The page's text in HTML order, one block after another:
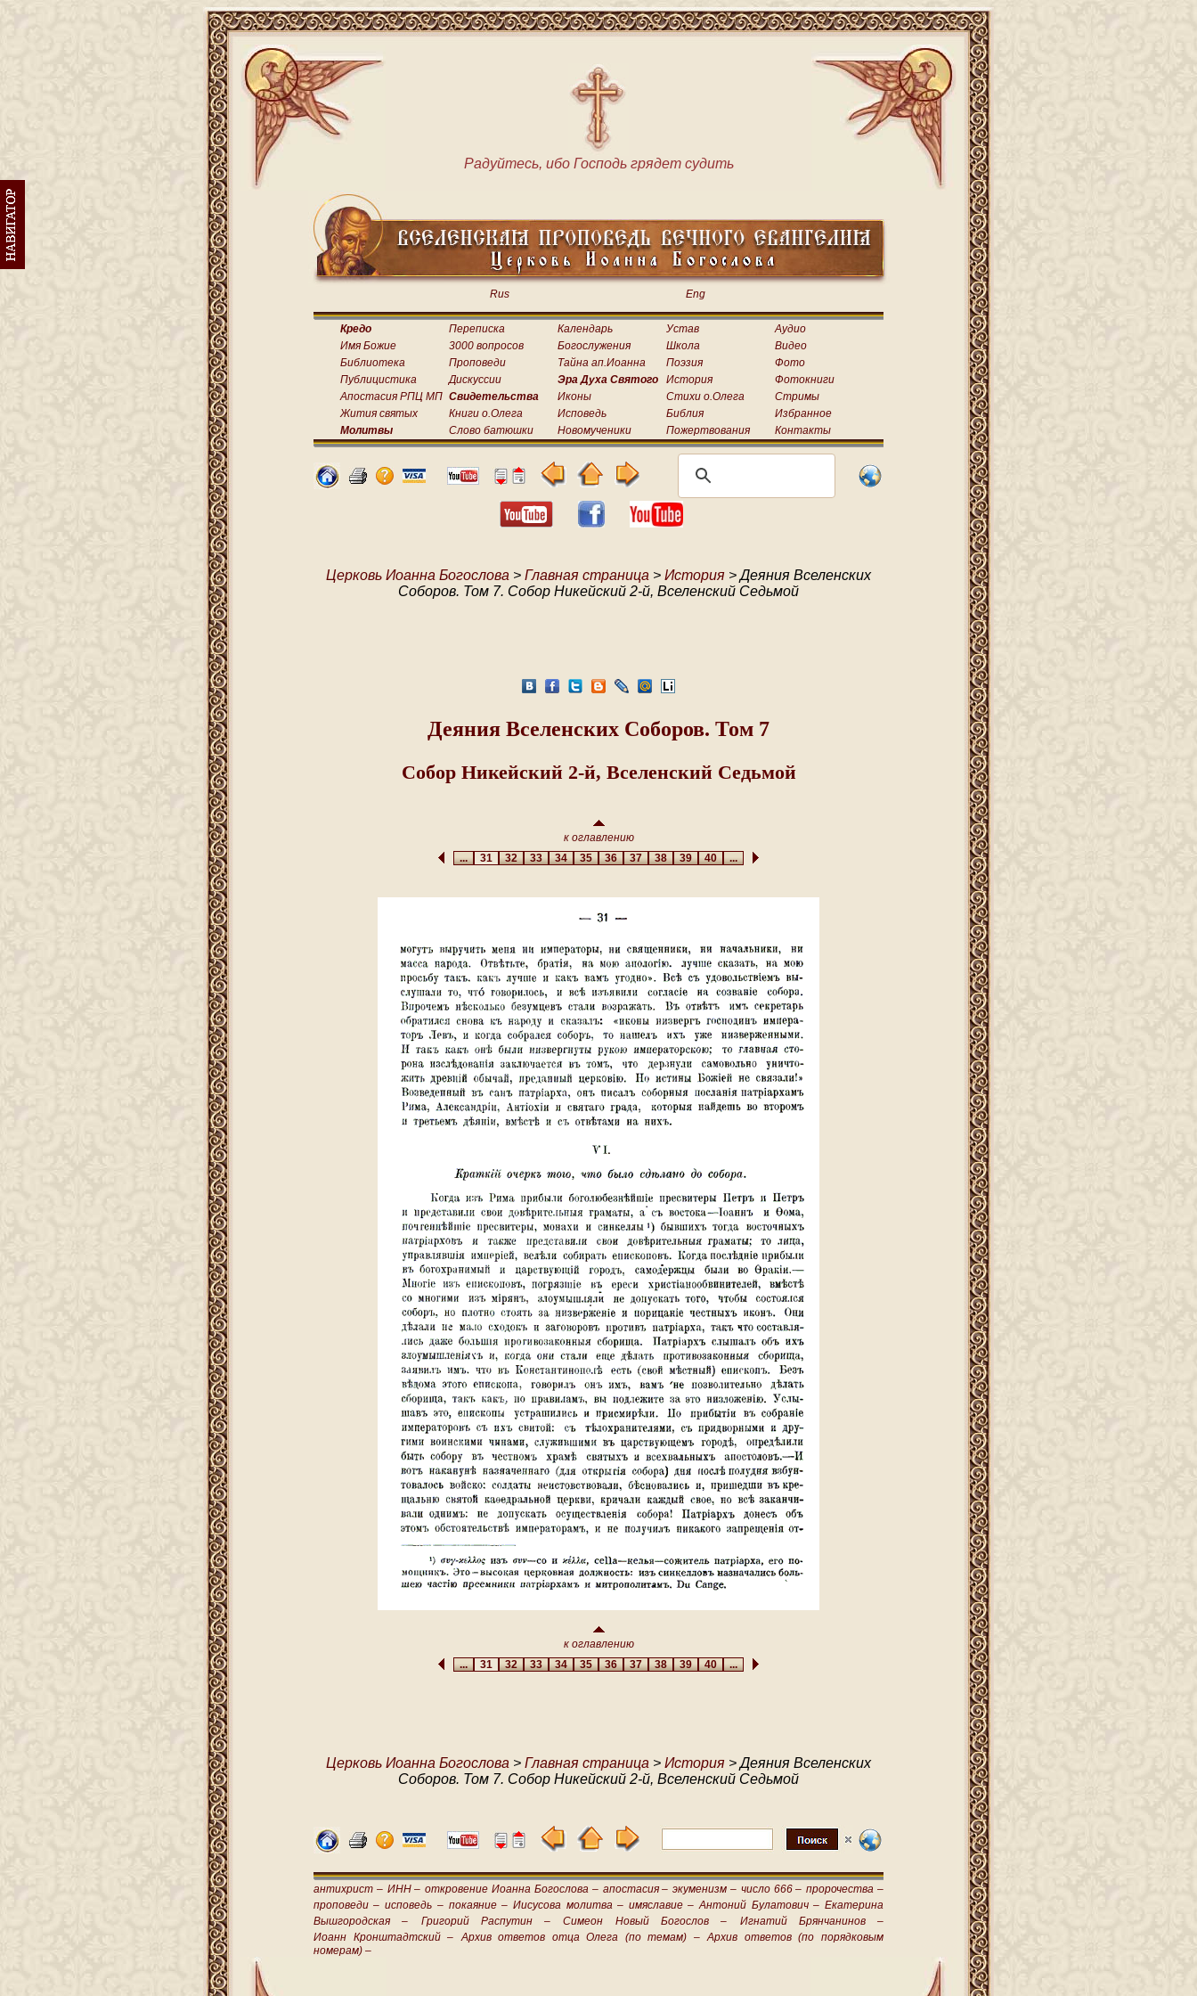
Радуйтесь, ибо Господь грядет судить
Rus Eng
Кредо Переписка Календарь Устав
Аудио
Имя Божие
3000 вопросов Богослужения Школа
Видео
Библиотека
Проповеди Тайна ап.Иоанна Поэзия
Фото
Публицистика
Дискуссии Эра Духа Святого История
Фотокниги
Апостасия РПЦ МП Свидетельства Иконы Стихи о.Олега
Стримы
Жития святых
Книги о.Олега Исповедь Библия
Избранное
Молитвы
Слово батюшки Новомученики Пожертвования Контакты
Церковь Иоанна Богослова > Главная страница > История > Деяния Вселенских
Соборов. Том 7. Собор Никейский 2-й, Вселенский Седьмой
Деяния Вселенских Соборов. Том 7
Собор Никейский 2-й, Вселенский Седьмой
к оглавлению
... 31 323334353637383940...
к оглавлению
... 31 323334353637383940...
Церковь Иоанна Богослова > Главная страница > История > Деяния Вселенских
Соборов. Том 7. Собор Никейский 2-й, Вселенский Седьмой
антихрист – ИНН – откровение Иоанна Богослова – апостасия – экуменизм – число 666 – пророчества –
проповеди – исповедь – покаяние – Иисусова молитва – имяславие – Антоний Булатович – Екатерина
Вышгородская –
Григорий Распутин – Симеон Новый Богослов –
Игнатий Брянчанинов –
Иоанн Кронштадтский –
Архив ответов отца Олега (по темам) –
Архив ответов (по порядковым
номерам) –